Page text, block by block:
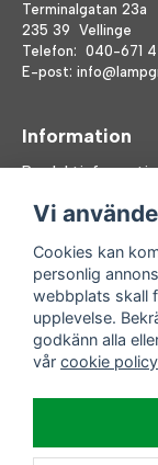
Terminalgatan 23a
235 39 Vellinge
Telefon: 040-671
E-post:
Information
FAQ
Följ oss
Facebook
Instagram
Enkla
Vi
Cookies kan
personlig
webbplats skall
upplevelse.
godkänn alla
vår cookie policy